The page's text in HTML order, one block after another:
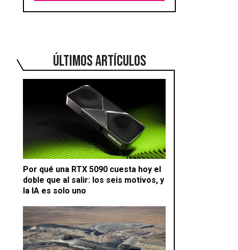
ÚLTIMOS ARTÍCULOS
Por qué una RTX 5090 cuesta hoy el
doble que al salir: los seis motivos, y
la IA es solo uno